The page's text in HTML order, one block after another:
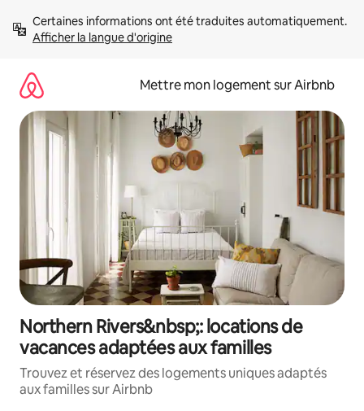
directement
Afficher la langue d'origine
Mettre mon logement sur Airbnb
Northern Rivers&nbsp;: locations de
vacances adaptées aux familles
Trouvez et réservez des logements uniques adaptés
aux familles sur Airbnb